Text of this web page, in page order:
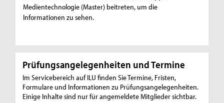
Medientechnologie (Master) beitreten, um die
Informationen zu sehen.
Prüfungsangelegenheiten und Termine
Im Servicebereich auf ILU finden Sie Termine, Fristen,
Formulare und Informationen zu Prüfungsangelegenheiten.
Einige Inhalte sind nur für angemeldete Mitglieder sichtbar.